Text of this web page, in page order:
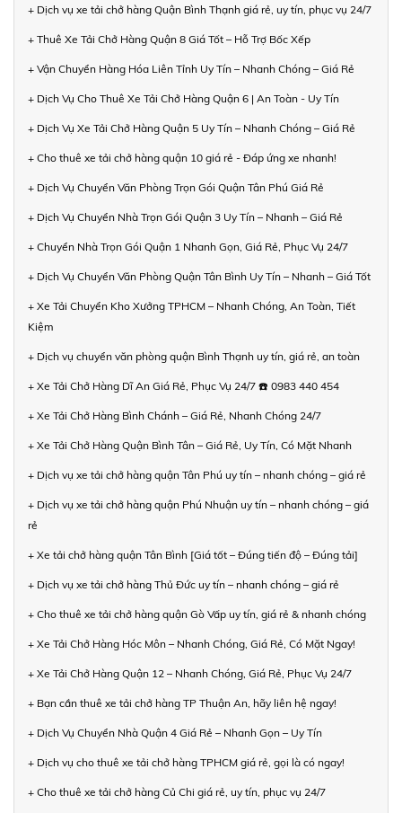
+ Dịch vụ xe tải chở hàng Quận Bình Thạnh giá rẻ, uy tín, phục vụ 24/7
+ Thuê Xe Tải Chở Hàng Quận 8 Giá Tốt – Hỗ Trợ Bốc Xếp
+ Vận Chuyển Hàng Hóa Liên Tỉnh Uy Tín – Nhanh Chóng – Giá Rẻ
+ Dịch Vụ Cho Thuê Xe Tải Chở Hàng Quận 6 | An Toàn - Uy Tín
+ Dịch Vụ Xe Tải Chở Hàng Quận 5 Uy Tín – Nhanh Chóng – Giá Rẻ
+ Cho thuê xe tải chở hàng quận 10 giá rẻ - Đáp ứng xe nhanh!
+ Dịch Vụ Chuyển Văn Phòng Trọn Gói Quận Tân Phú Giá Rẻ
+ Dịch Vụ Chuyển Nhà Trọn Gói Quận 3 Uy Tín – Nhanh – Giá Rẻ
+ Chuyển Nhà Trọn Gói Quận 1 Nhanh Gọn, Giá Rẻ, Phục Vụ 24/7
+ Dịch Vụ Chuyển Văn Phòng Quận Tân Bình Uy Tín – Nhanh – Giá Tốt
+ Xe Tải Chuyển Kho Xưởng TPHCM – Nhanh Chóng, An Toàn, Tiết
Kiệm
+ Dịch vụ chuyển văn phòng quận Bình Thạnh uy tín, giá rẻ, an toàn
+ Xe Tải Chở Hàng Dĩ An Giá Rẻ, Phục Vụ 24/7 ☎️ 0983 440 454
+ Xe Tải Chở Hàng Bình Chánh – Giá Rẻ, Nhanh Chóng 24/7
+ Xe Tải Chở Hàng Quận Bình Tân – Giá Rẻ, Uy Tín, Có Mặt Nhanh
+ Dịch vụ xe tải chở hàng quận Tân Phú uy tín – nhanh chóng – giá rẻ
+ Dịch vụ xe tải chở hàng quận Phú Nhuận uy tín – nhanh chóng – giá
rẻ
+ Xe tải chở hàng quận Tân Bình [Giá tốt – Đúng tiến độ – Đúng tải]
+ Dịch vụ xe tải chở hàng Thủ Đức uy tín – nhanh chóng – giá rẻ
+ Cho thuê xe tải chở hàng quận Gò Vấp uy tín, giá rẻ & nhanh chóng
+ Xe Tải Chở Hàng Hóc Môn – Nhanh Chóng, Giá Rẻ, Có Mặt Ngay!
+ Xe Tải Chở Hàng Quận 12 – Nhanh Chóng, Giá Rẻ, Phục Vụ 24/7
+ Bạn cần thuê xe tải chở hàng TP Thuận An, hãy liên hệ ngay!
+ Dịch Vụ Chuyển Nhà Quận 4 Giá Rẻ – Nhanh Gọn – Uy Tín
+ Dịch vụ cho thuê xe tải chở hàng TPHCM giá rẻ, gọi là có ngay!
+ Cho thuê xe tải chở hàng Củ Chi giá rẻ, uy tín, phục vụ 24/7